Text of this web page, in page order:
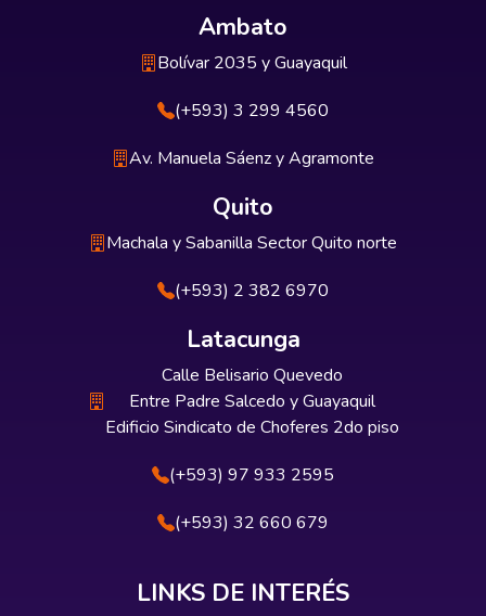
Ambato
Bolívar 2035 y Guayaquil
(+593) 3 299 4560
Av. Manuela Sáenz y Agramonte
Quito
Machala y Sabanilla Sector Quito norte
(+593) 2 382 6970
Latacunga
Calle Belisario Quevedo
Entre Padre Salcedo y Guayaquil
Edificio Sindicato de Choferes 2do piso
(+593) 97 933 2595
(+593) 32 660 679
LINKS DE INTERÉS